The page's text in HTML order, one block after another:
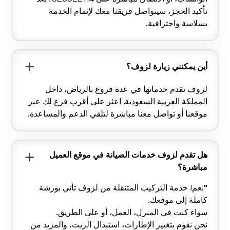
تأكيد الحجز، سيتواصل فريقنا معك لإتمام الخدمة
بسلاسة واحترافية.
أين يمكنني زيارة لزوف؟
لزوف تقدم خدماتها في عدة فروع بالرياض، داخل
المملكة العربية السعودية. اعثر على أقرب فرع لك عبر
موقعنا أو تواصل معنا مباشرة لتلقي الدعم والمساعدة.
هل تقدم لزوف خدمات الصيانة في موقع العميل
مباشرة؟
"نعم! خدمة التركيب المتنقلة من لزوف تأتي بورشة
كاملة إلى موقعك.
سواء كنت في المنزل، العمل، أو على الطريق.
نحن نقوم بتغيير الإطارات، استبدال الزيت، والمزيد من